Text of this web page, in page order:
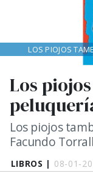
LIBROS | 08-01-
Los
Los piojos
Facundo
LOS PIOJOS